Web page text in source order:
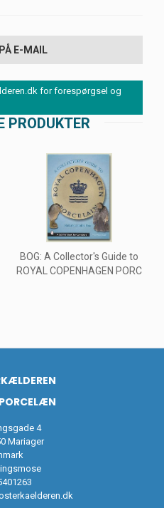
E-MAIL
for forespørgsel og
PRODUKTER
BOG: A Collector's Guide to
ROYAL COPENHAGEN PORC
4
Mariager